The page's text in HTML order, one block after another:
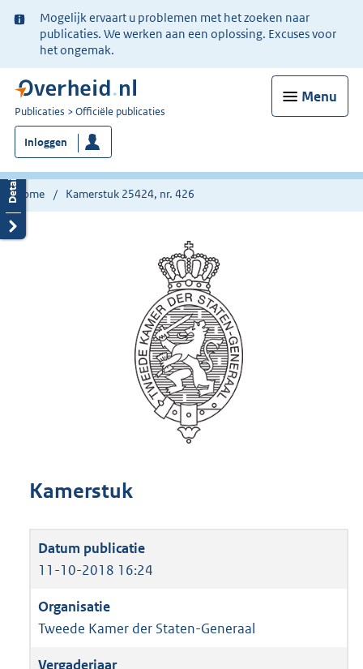
Ter
informatie:
Mogelijk ervaart u problemen met het zoeken naar
publicaties. We werken aan een oplossing. Excuses voor
het ongemak.
Menu
U
bent
nu
hier:
Publicaties Officiële publicaties
Inloggen
Home Kamerstuk 25424, nr. 426
Kamerstuk
11-10-2018 16:24
Tweede Kamer der Staten-Generaal